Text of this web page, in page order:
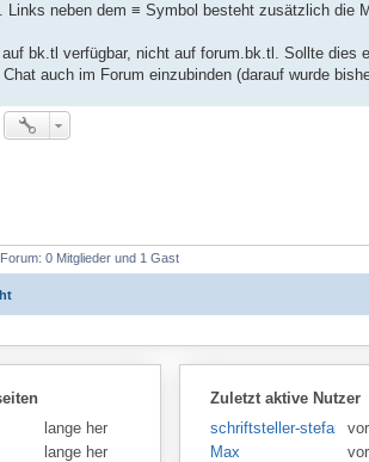
Links neben dem ≡ Symbol besteht zusätzlich die
bk.tl verfügbar, nicht auf forum.bk.tl. Sollte dies
auch im Forum einzubinden (darauf wurde
0 Mitglieder und 1 Gast
lange her
lange her
Zuletzt aktive Nutzer
schriftsteller-stefansen
Max